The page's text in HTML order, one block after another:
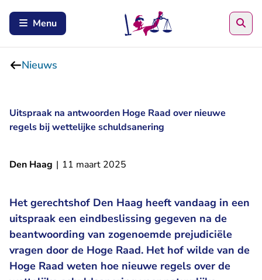
Menu
Nieuws
Uitspraak na antwoorden Hoge Raad over nieuwe
regels bij wettelijke schuldsanering
Den Haag | 11 maart 2025
Het gerechtshof Den Haag heeft vandaag in een
uitspraak een eindbeslissing gegeven na de
beantwoording van zogenoemde prejudiciële
vragen door de Hoge Raad. Het hof wilde van de
Hoge Raad weten hoe nieuwe regels over de